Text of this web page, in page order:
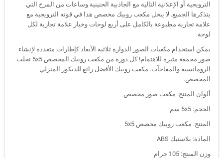
الترويجية أو الإعلانية التالية مع الجاذبية الحنينية وساعات من المرح التي
يتذكرها الجميع. لا يبخل مكعب روبيك مخصص هذا في قوته الترويجية مع
علامة تجارية مطبوعة بالكامل على أربع لوحات وخيار علامة تجارية لكل
لوحة.
يمكن استخدام مكعبات الصور الدوارة ثلاثية الأبعاد كإطارات متعددة لإنشاء
صور مجمعة مثيرة للاهتمام! كل دورة من مكعب روبيك المخصص 5x5 تجلب
الرومانسية والمفاجآت. مكعب روبيك الأفضل رائع للديكور المنزلي
المخصص.
ألوان المنتج: مكعب صور مخصص
الحجم: 5x5 سم
المنتج: مكعب روبيك مخصص 5x5
المادة: بلاستيك ABS
وزن المنتج: 105 جرام